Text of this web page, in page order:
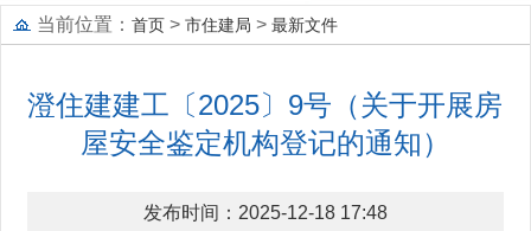
当前位置： 首页 > 市住建局 > 最新文件
澄住建建工〔2025〕9号（关于开展房
屋安全鉴定机构登记的通知）
发布时间：2025-12-18 17:48